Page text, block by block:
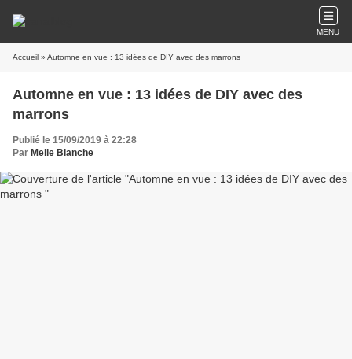
MENU
Accueil » Automne en vue : 13 idées de DIY avec des marrons
Automne en vue : 13 idées de DIY avec des
marrons
Publié le 15/09/2019 à 22:28
Par Melle Blanche